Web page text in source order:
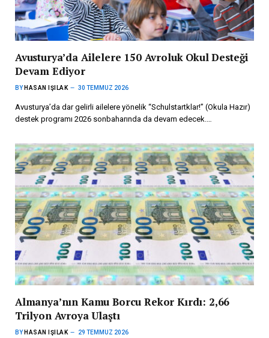
Avusturya’da Ailelere 150 Avroluk Okul Desteği
Devam Ediyor
BY HASAN IŞILAK 30 TEMMUZ 2026
Avusturya’da dar gelirli ailelere yönelik “Schulstartklar!” (Okula Hazır)
destek programı 2026 sonbaharında da devam edecek.…
Almanya’nın Kamu Borcu Rekor Kırdı: 2,66
Trilyon Avroya Ulaştı
BY HASAN IŞILAK 29 TEMMUZ 2026